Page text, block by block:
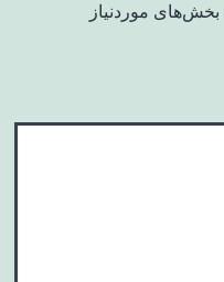
بخش‌های موردنیاز